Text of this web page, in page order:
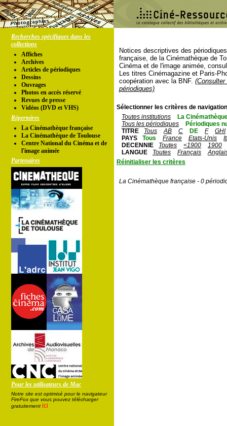
Recherches spécifiques dans les
collections
Affiches
Archives
Articles de périodiques
Dessins
Ouvrages
Photos en accés réservé
Revues de presse
Vidéos (DVD et VHS)
Répertoires
La Cinémathèque française
La Cinémathèque de Toulouse
Centre National du Cinéma et de
l'image animée
Partenaires
Pour les utilisateurs de Mac
Notre site est optimisé pour le navigateur
FireFox que vous pouvez télécharger
gratuitement ici
Notices descriptives des
française, de la Cinémathèque de
Cinéma et de l'image animée,
Les titres Cinémagazine et Paris-
coopération avec la BNF.
périodiques)
Sélectionner les critères de
Toutes institutions
La
Tous les périodiques
Périodiques
TITRE
Tous AB C DE F
GHI
PAYS
Tous France Etats-Unis
DECENNIE
Toutes <1900
1900
LANGUE
Toutes Français
Réinitialiser les critères
La Cinémathèque française - 0